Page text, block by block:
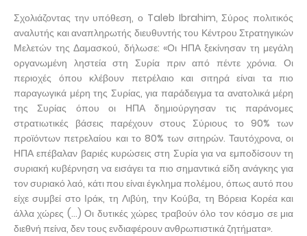
Σχολιάζοντας την υπόθεση, ο Taleb Ibrahim, Σύρος πολιτικός
αναλυτής και αναπληρωτής διευθυντής του Κέντρου Στρατηγικών
Μελετών της Δαμασκού, δήλωσε: «Οι ΗΠΑ ξεκίνησαν τη μεγάλη
οργανωμένη ληστεία στη Συρία πριν από πέντε χρόνια. Οι
περιοχές όπου κλέβουν πετρέλαιο και σιτηρά είναι τα πιο
παραγωγικά μέρη της Συρίας, για παράδειγμα τα ανατολικά μέρη
της Συρίας όπου οι ΗΠΑ δημιούργησαν τις παράνομες
στρατιωτικές βάσεις παρέχουν στους Σύριους το 90% των
προϊόντων πετρελαίου και το 80% των σιτηρών. Ταυτόχρονα, οι
ΗΠΑ επέβαλαν βαριές κυρώσεις στη Συρία για να εμποδίσουν τη
συριακή κυβέρνηση να εισάγει τα πιο σημαντικά είδη ανάγκης για
τον συριακό λαό, κάτι που είναι έγκλημα πολέμου, όπως αυτό που
είχε συμβεί στο Ιράκ, τη Λιβύη, την Κούβα, τη Βόρεια Κορέα και
άλλα χώρες (…) Οι δυτικές χώρες τραβούν όλο τον κόσμο σε μια
διεθνή πείνα, δεν τους ενδιαφέρουν ανθρωπιστικά ζητήματα».